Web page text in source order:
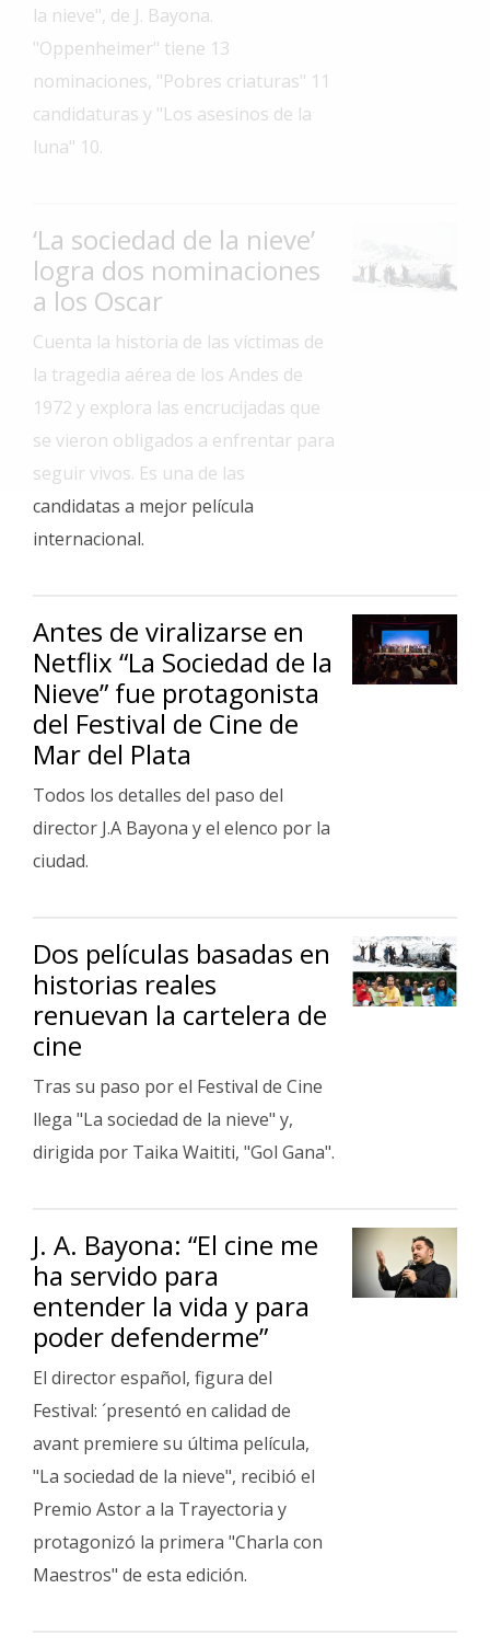
General
La
Ciudad
Deportes
Espectáculos
Policiales
Cartelera
Fotos
Familia
Fúnebres
la nieve", de J. Bayona.
"Oppenheimer" tiene 13
nominaciones, "Pobres criaturas" 11
candidaturas y "Los asesinos de la
luna" 10.
‘La sociedad de la nieve’
logra dos nominaciones
a los Oscar
Cuenta la historia de las víctimas de
la tragedia aérea de los Andes de
1972 y explora las encrucijadas que
se vieron obligados a enfrentar para
seguir vivos. Es una de las
candidatas a mejor película
internacional.
Antes de viralizarse en
Netflix “La Sociedad de la
Nieve” fue protagonista
del Festival de Cine de
Mar del Plata
Todos los detalles del paso del
director J.A Bayona y el elenco por la
ciudad.
Dos películas basadas en
historias reales
renuevan la cartelera de
cine
Tras su paso por el Festival de Cine
llega "La sociedad de la nieve" y,
dirigida por Taika Waititi, "Gol Gana".
J. A. Bayona: “El cine me
ha servido para
entender la vida y para
poder defenderme”
El director español, figura del
Festival: ´presentó en calidad de
avant premiere su última película,
"La sociedad de la nieve", recibió el
Premio Astor a la Trayectoria y
protagonizó la primera "Charla con
Maestros" de esta edición.